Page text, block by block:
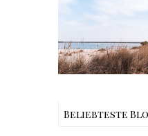
Reisen
Beliebteste